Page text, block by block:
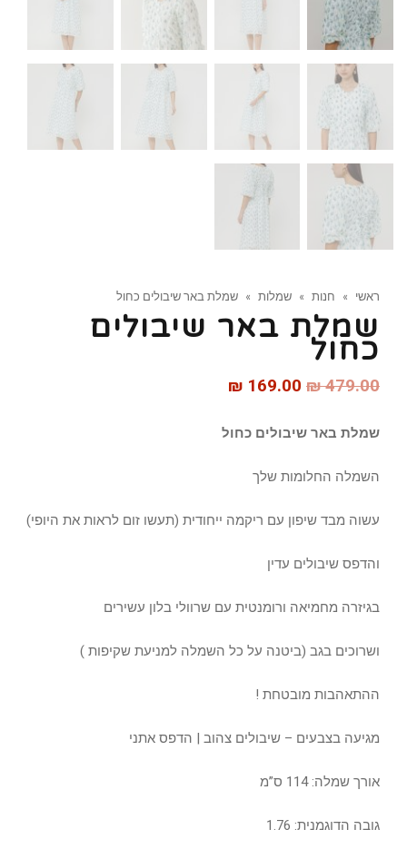
ראשי » חנות » שמלות » שמלת באר שיבולים כחול
שמלת באר שיבולים
כחול
₪479.00
₪ 169.00
שמלת באר שיבולים כחול
השמלה החלומות שלך
עשוה מבד שיפון עם ריקמה ייחודית (תעשו זום לראות את היופי)
והדפס שיבולים עדין
בגיזרה מחמיאה ורומנטית עם שרוולי בלון עשירים
ושרוכים בגב (ביטנה על כל השמלה למניעת שקיפות )
ההתאהבות מובטחת !
מגיעה בצבעים – שיבולים צהוב | הדפס אתני
אורך שמלה: 114 ס”מ
גובה הדוגמנית: 1.76